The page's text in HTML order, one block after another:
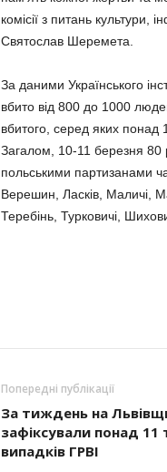
комісії з питань культури,
Святослав Шеремета.
За даними Українського
вбито від 800 до 1000
вбитого, серед яких понад
Загалом, 10-11 березня 80
польськими партизанами
Верешин, Ласків, Маличі,
Теребінь, Турковичі,
Попередні публікації
За тиждень на
зафіксували понад 11
випадків ГРВІ